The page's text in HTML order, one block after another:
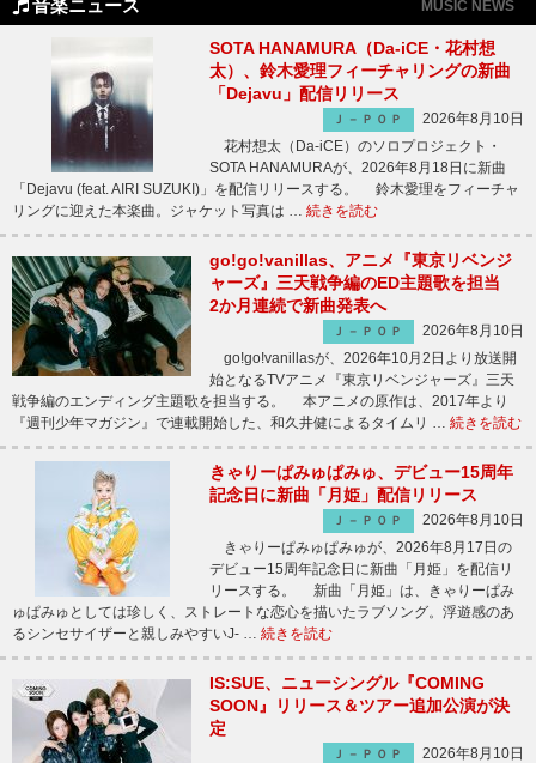
音楽ニュース MUSIC NEWS
SOTA HANAMURA（Da-iCE・花村想
太）、鈴木愛理フィーチャリングの新曲
「Dejavu」配信リリース
Ｊ－ＰＯＰ
2026年8月10日
花村想太（Da-iCE）のソロプロジェクト・
SOTA HANAMURAが、2026年8月18日に新曲
「Dejavu (feat. AIRI SUZUKI)」を配信リリースする。 鈴木愛理をフィーチャ
リングに迎えた本楽曲。ジャケット写真は … 続きを読む
go!go!vanillas、アニメ『東京リベンジ
ャーズ』三天戦争編のED主題歌を担当
2か月連続で新曲発表へ
Ｊ－ＰＯＰ
2026年8月10日
go!go!vanillasが、2026年10月2日より放送開
始となるTVアニメ『東京リベンジャーズ』三天
戦争編のエンディング主題歌を担当する。 本アニメの原作は、2017年より
『週刊少年マガジン』で連載開始した、和久井健によるタイムリ … 続きを読む
きゃりーぱみゅぱみゅ、デビュー15周年
記念日に新曲「月姫」配信リリース
Ｊ－ＰＯＰ
2026年8月10日
きゃりーぱみゅぱみゅが、2026年8月17日の
デビュー15周年記念日に新曲「月姫」を配信リ
リースする。 新曲「月姫」は、きゃりーぱみ
ゅぱみゅとしては珍しく、ストレートな恋心を描いたラブソング。浮遊感のあ
るシンセサイザーと親しみやすいJ- … 続きを読む
IS:SUE、ニューシングル『COMING
SOON』リリース＆ツアー追加公演が決
定
Ｊ－ＰＯＰ
2026年8月10日